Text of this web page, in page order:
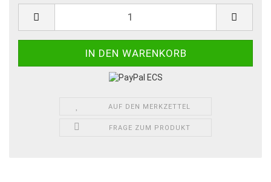
AUF DEN MERKZETTEL
FRAGE ZUM PRODUKT